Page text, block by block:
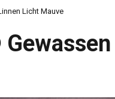
Licht Mauve